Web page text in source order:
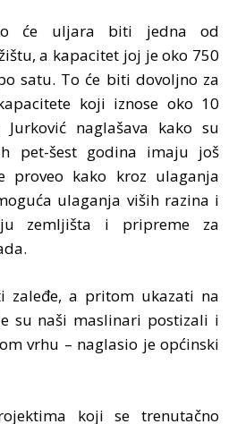
će uljara biti jedna od
a kapacitet joj je oko 750
satu. To će biti dovoljno za
koji iznose oko 10
naglašava kako su
pet-šest godina imaju još
proveo kako kroz ulaganja
ulaganja viših razina i
zemljišta i pripreme za
zaleđe, a pritom ukazati na
su naši maslinari postizali i
vrhu – naglasio je općinski
koji se trenutačno